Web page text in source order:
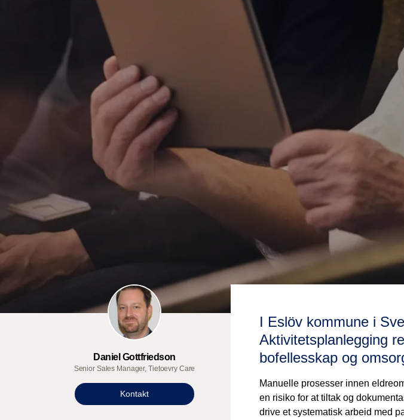
Daniel Gottfriedson
Senior Sales Manager, Tietoevry Care
Kontakt
I Eslöv kommune i
Aktivitetsplanlegging
bofellesskap og
Manuelle prosesser innen
en risiko for at tiltak og
drive et systematisk arbeid med